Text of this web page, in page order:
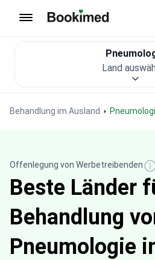
Behandlung im Ausland
Land
Offenlegung von Werbetreibenden
Beste Länder
Behandlung
Pneumologie